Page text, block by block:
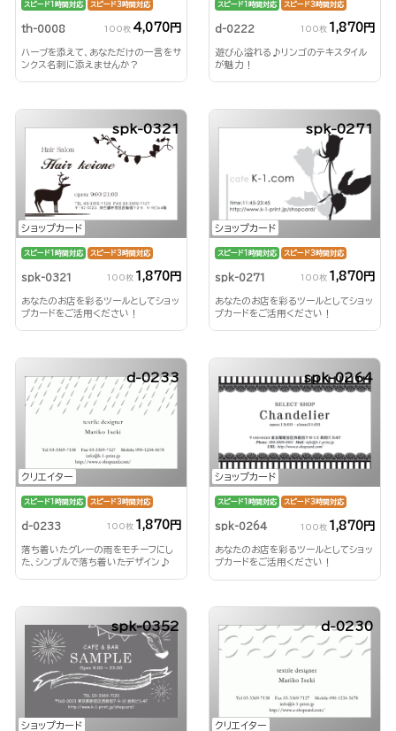
スピード1時間対応 スピード3時間対応
th-0008 100枚 4,070円
ハーブを添えて、あなただけの一言をサ
ンクス名刺に添えませんか？
スピード1時間対応 スピード3時間対応
d-0222 100枚 1,870円
遊び心溢れる♪リンゴのテキスタイル
が魅力！
ショップカード
spk-0321
スピード1時間対応 スピード3時間対応
spk-0321 100枚 1,870円
あなたのお店を彩るツールとしてショッ
プカードをご活用ください！
ショップカード
spk-0271
スピード1時間対応 スピード3時間対応
spk-0271 100枚 1,870円
あなたのお店を彩るツールとしてショッ
プカードをご活用ください！
クリエイター
d-0233
スピード1時間対応 スピード3時間対応
d-0233 100枚 1,870円
落ち着いたグレーの雨をモチーフにし
た、シンプルで落ち着いたデザイン♪
ショップカード
spk-0264
スピード1時間対応 スピード3時間対応
spk-0264 100枚 1,870円
あなたのお店を彩るツールとしてショッ
プカードをご活用ください！
ショップカード
spk-0352
クリエイター
d-0230